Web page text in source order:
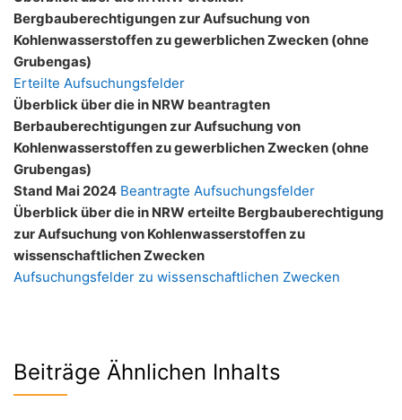
Bergbauberechtigungen zur Aufsuchung von
Kohlenwasserstoffen zu gewerblichen Zwecken (ohne
Grubengas)
Erteilte Aufsuchungsfelder
Überblick über die in NRW beantragten
Berbauberechtigungen zur Aufsuchung von
Kohlenwasserstoffen zu gewerblichen Zwecken (ohne
Grubengas)
Stand Mai 2024 Beantragte Aufsuchungsfelder
Überblick über die in NRW erteilte Bergbauberechtigung
zur Aufsuchung von Kohlenwasserstoffen zu
wissenschaftlichen Zwecken
Aufsuchungsfelder zu wissenschaftlichen Zwecken
Beiträge Ähnlichen Inhalts